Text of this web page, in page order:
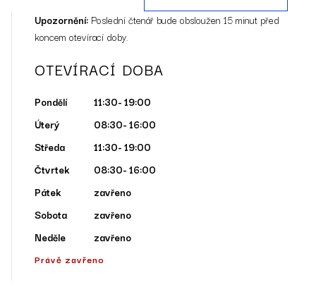
Upozornění: Poslední čtenář bude obsloužen 15 minut před
koncem otevírací doby.
OTEVÍRACÍ DOBA
Pondělí
11:30- 19:00
Úterý
08:30- 16:00
Středa
11:30- 19:00
Čtvrtek
08:30- 16:00
Pátek
zavřeno
Sobota
zavřeno
Neděle
zavřeno
Právě zavřeno